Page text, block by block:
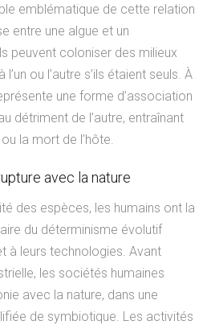
emblématique de cette relation
entre une algue et un
peuvent coloniser des milieux
ou l’autre s’ils étaient seuls. À
une forme d’association
détriment de l’autre, entraînant
la mort de l’hôte.
avec la nature
des espèces, les humains ont la
du déterminisme évolutif
à leurs technologies. Avant
les sociétés humaines
avec la nature, dans une
de symbiotique. Les activités